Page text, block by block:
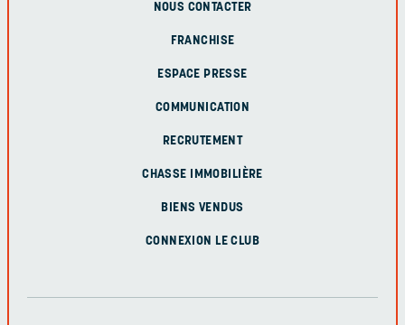
NOUS CONTACTER
FRANCHISE
ESPACE PRESSE
COMMUNICATION
RECRUTEMENT
CHASSE IMMOBILIÈRE
BIENS VENDUS
CONNEXION LE CLUB